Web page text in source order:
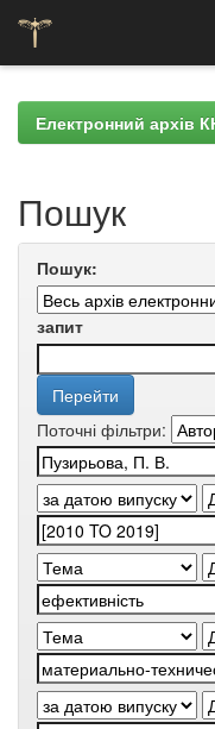
navigationЕлектронний архів
Пошук
Пошук:
запит
Поточні фільтри: